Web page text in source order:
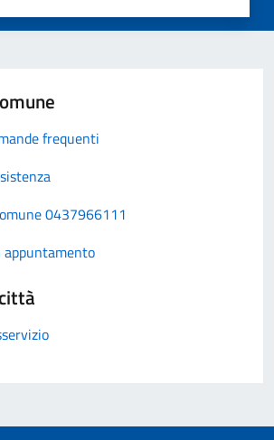
frequenti
0437966111
appuntamento